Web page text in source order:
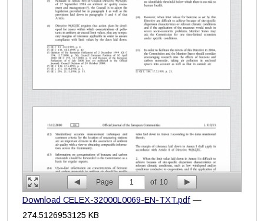
Page 1 of 10
Download CELEX-32000L0069-EN-TXT.pdf —
274.5126953125 KB